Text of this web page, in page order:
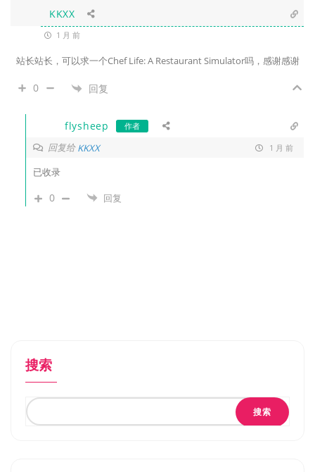
KKXX
1 月 前
站长站长，可以求一个Chef Life: A Restaurant Simulator吗，感谢感谢
0 回复
flysheep 作者
回复给KKXX 1 月 前
已收录
0 回复
搜索
搜索